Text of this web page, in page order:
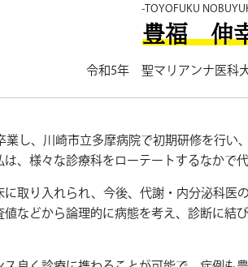
TOYOFUKU
豊福 伸
令和5年 聖マリアンナ医科
し、川崎市立多摩病院で初期研修を行い
、様々な診療科をローテートするなかで
取り入れられ、今後、代謝・内分泌科
などから論理的に病態を考え、診断に